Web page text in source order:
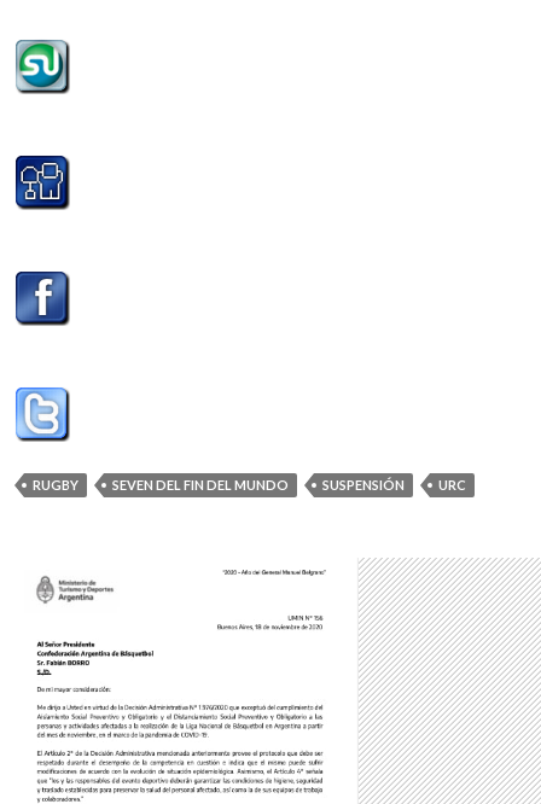
RUGBY SEVEN DEL FIN DEL MUNDO SUSPENSIÓN URC